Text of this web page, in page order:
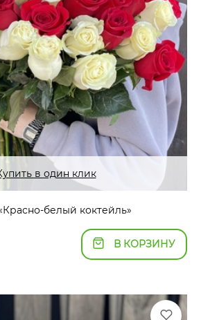
в один клик
белый коктейль»
В КОРЗИНУ